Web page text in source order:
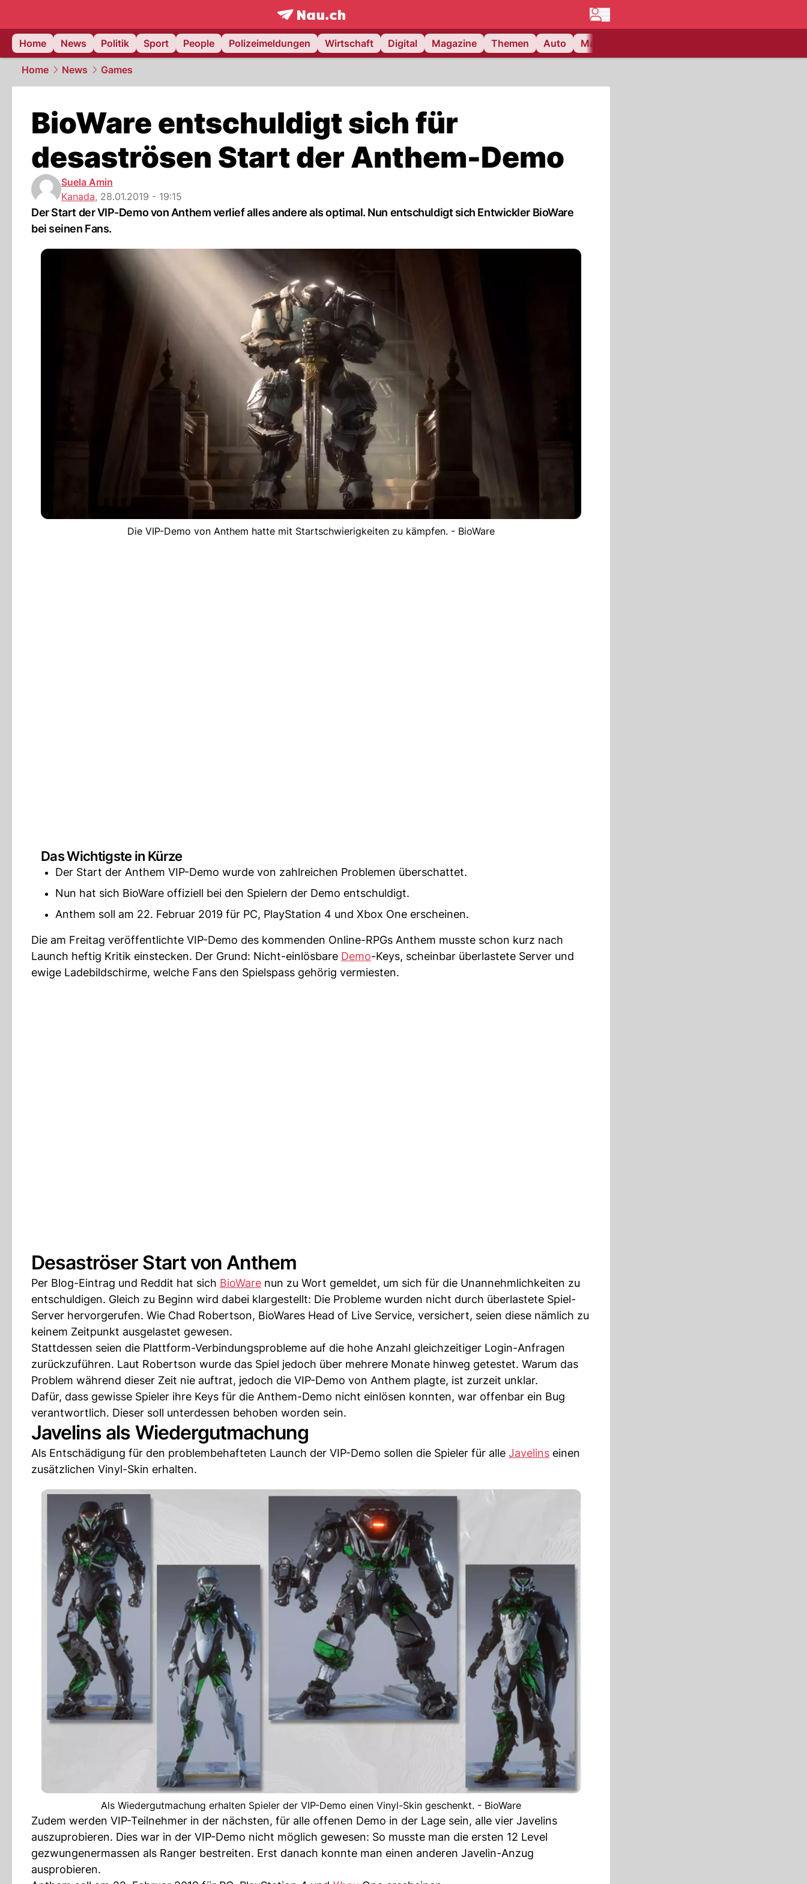
frontpage.NAU.ch
Home
News Politik Sport People Polizeimeldungen Wirtschaft Digital Magazine Themen Auto Matchcenter
Home News Games
BioWare entschuldigt sich für
desaströsen Start der Anthem-Demo
Suela Amin
Kanada, 28.01.2019 - 19:15
Der Start der VIP-Demo von Anthem verlief alles andere als optimal. Nun entschuldigt sich Entwickler BioWare
bei seinen Fans.
Die VIP-Demo von Anthem hatte mit Startschwierigkeiten zu kämpfen. - BioWare
Das Wichtigste in Kürze
Der Start der Anthem VIP-Demo wurde von zahlreichen Problemen überschattet.
Nun hat sich BioWare offiziell bei den Spielern der Demo entschuldigt.
Anthem soll am 22. Februar 2019 für PC, PlayStation 4 und Xbox One erscheinen.
Die am Freitag veröffentlichte VIP-Demo des kommenden Online-RPGs Anthem musste schon kurz nach
Launch heftig Kritik einstecken. Der Grund: Nicht-einlösbare Demo-Keys, scheinbar überlastete Server und
ewige Ladebildschirme, welche Fans den Spielspass gehörig vermiesten.
Desaströser Start von Anthem
Per Blog-Eintrag und Reddit hat sich BioWare nun zu Wort gemeldet, um sich für die Unannehmlichkeiten zu
entschuldigen. Gleich zu Beginn wird dabei klargestellt: Die Probleme wurden nicht durch überlastete Spiel-
Server hervorgerufen. Wie Chad Robertson, BioWares Head of Live Service, versichert, seien diese nämlich zu
keinem Zeitpunkt ausgelastet gewesen.
Stattdessen seien die Plattform-Verbindungsprobleme auf die hohe Anzahl gleichzeitiger Login-Anfragen
zurückzuführen. Laut Robertson wurde das Spiel jedoch über mehrere Monate hinweg getestet. Warum das
Problem während dieser Zeit nie auftrat, jedoch die VIP-Demo von Anthem plagte, ist zurzeit unklar.
Dafür, dass gewisse Spieler ihre Keys für die Anthem-Demo nicht einlösen konnten, war offenbar ein Bug
verantwortlich. Dieser soll unterdessen behoben worden sein.
Javelins als Wiedergutmachung
Als Entschädigung für den problembehafteten Launch der VIP-Demo sollen die Spieler für alle Javelins einen
zusätzlichen Vinyl-Skin erhalten.
Als Wiedergutmachung erhalten Spieler der VIP-Demo einen Vinyl-Skin geschenkt. - BioWare
Zudem werden VIP-Teilnehmer in der nächsten, für alle offenen Demo in der Lage sein, alle vier Javelins
auszuprobieren. Dies war in der VIP-Demo nicht möglich gewesen: So musste man die ersten 12 Level
gezwungenermassen als Ranger bestreiten. Erst danach konnte man einen anderen Javelin-Anzug
ausprobieren.